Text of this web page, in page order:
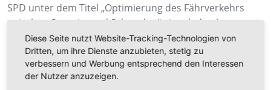
SPD unter dem Titel „Optimierung des Fährverkehrs
zwischen Sassnitz und Schweden“ eingeladen hatte,
wurde zunächst der Bedarf der Tourismus-Branche am
Fährverkehr zwischen Sassnitz und Südschweden
herausgearbeitet. Der Schwerpunkt der Diskussion lag
auf den Tagestouren sowohl von Sassnitz als auch von
Diese Seite nutzt Website-Tracking-Technologien von
Dritten, um ihre Dienste anzubieten, stetig zu
verbessern und Werbung entsprechend den Interessen
der Nutzer anzuzeigen.